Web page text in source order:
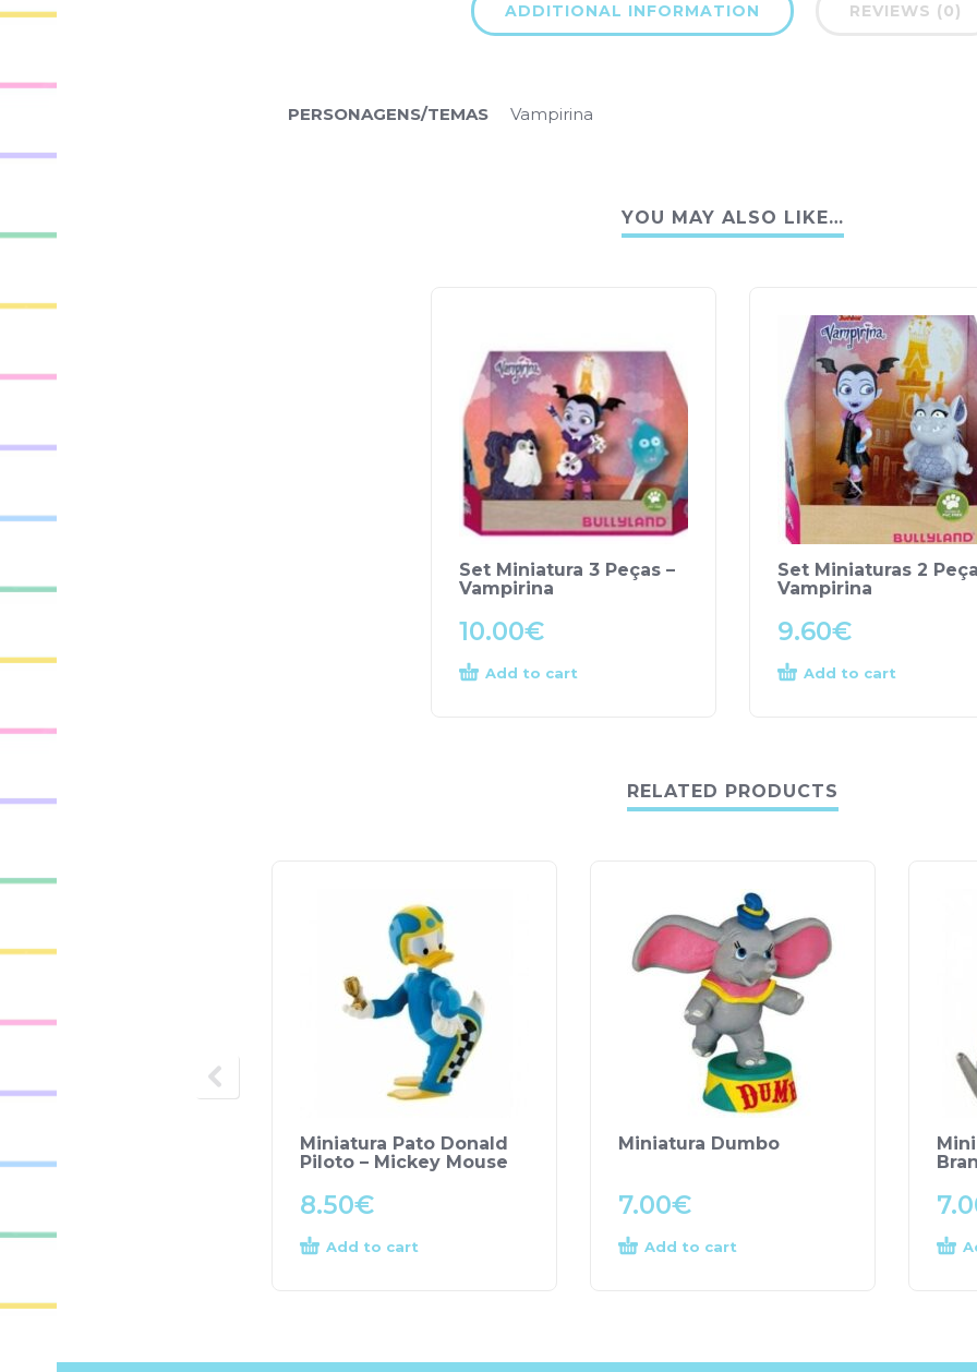
ADDITIONAL INFORMATION REVIEWS (0)
PERSONAGENS/TEMAS Vampirina
YOU MAY ALSO LIKE…
Set Miniatura 3 Peças –
Vampirina
10.00€
Add to cart
Set Miniaturas 2
Vampirina
9.60€
Add to cart
RELATED PRODUCTS
Miniatura Pato Donald
Piloto – Mickey Mouse
8.50€
Add to cart
Miniatura Dumbo
7.00€
Add to cart